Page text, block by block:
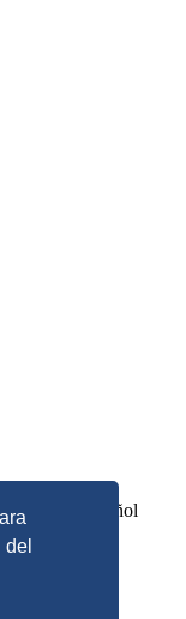
en Español
reservados